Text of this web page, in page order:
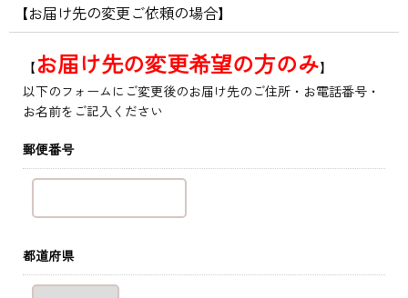
【お届け先の変更ご依頼の場合】
【 お届け先の変更希望の方のみ】
以下のフォームにご変更後のお届け先のご住所・お電話番号・
お名前をご記入ください
郵便番号
都道府県